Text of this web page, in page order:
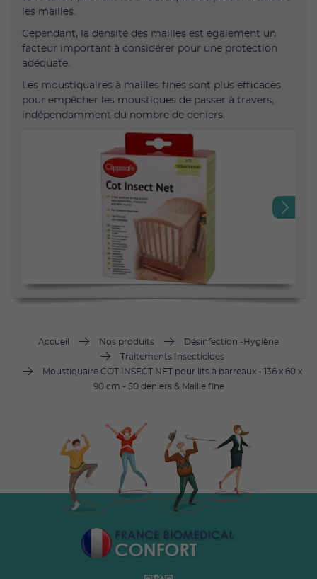
les mailles.
Cependant, la densité des mailles est également un
facteur important à considérer pour une protection
adéquate.
Les moustiquaires à mailles fines sont plus efficaces
pour empêcher les moustiques de passer à travers,
indépendamment du nombre de deniers.
Accueil Nos produits
Désinfection -Hygiène
Traitements Insecticides
Moustiquaire COT INSECT NET pour lits à barreaux - 136 x 60 x
90 cm - 50 deniers & Maille fine